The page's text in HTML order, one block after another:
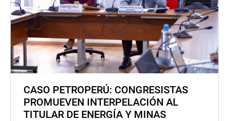
CASO PETROPERÚ: CONGRESISTAS
PROMUEVEN INTERPELACIÓN AL
TITULAR DE ENERGÍA Y MINAS